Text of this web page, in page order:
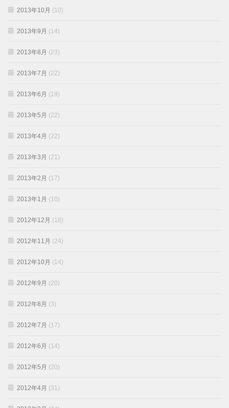
2013年10月 (10)
2013年9月 (14)
2013年8月 (23)
2013年7月 (22)
2013年6月 (19)
2013年5月 (22)
2013年4月 (22)
2013年3月 (21)
2013年2月 (17)
2013年1月 (10)
2012年12月 (18)
2012年11月 (24)
2012年10月 (14)
2012年9月 (20)
2012年8月 (3)
2012年7月 (17)
2012年6月 (14)
2012年5月 (20)
2012年4月 (31)